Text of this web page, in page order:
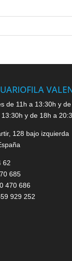
de 11h a 13:30h y
y de 18h a
128 bajo izquierda
62
685
470 686
929 252